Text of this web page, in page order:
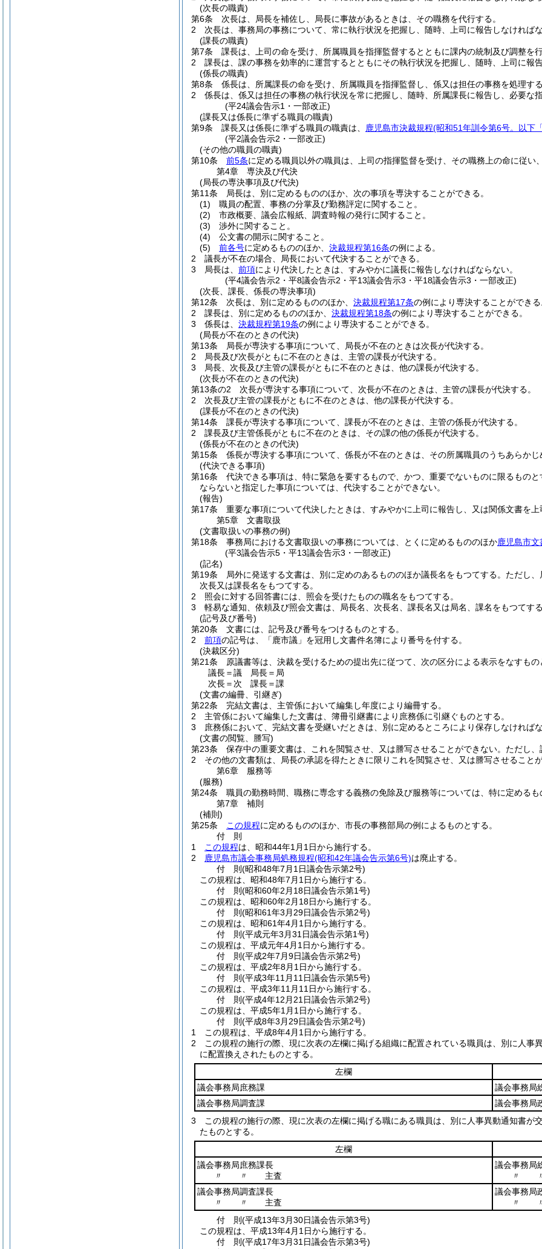
(次長の職責)
第6条
次長は、局長を補佐し、局長に事故があるときは、その職務を代行する。
2
次長は、事務局の事務について、常に執行状況を把握し、随時、上司に報告しなければ
(課長の職責)
第7条
課長は、上司の命を受け、所属職員を指揮監督するとともに課内の統制及び調整を
2
課長は、課の事務を効率的に運営するとともにその執行状況を把握し、随時、上司に報
(係長の職責)
第8条
係長は、所属課長の命を受け、所属職員を指揮監督し、係又は担任の事務を処理す
2
係長は、係又は担任の事務の執行状況を常に把握し、随時、所属課長に報告し、必要な
(平24議会告示1・一部改正)
(課長又は係長に準ずる職員の職責)
第9条
課長又は係長に準ずる職員の職責は、 鹿児島市決裁規程(昭和51年訓令第6号。以下
(平2議会告示2・一部改正)
(その他の職員の職責)
第10条
前5条に定める職員以外の職員は、上司の指揮監督を受け、その職務上の命に従い
第4章
専決及び代決
(局長の専決事項及び代決)
第11条
局長は、別に定めるもののほか、次の事項を専決することができる。
(1)
職員の配置、事務の分掌及び勤務評定に関すること。
(2)
市政概要、議会広報紙、調査時報の発行に関すること。
(3)
渉外に関すること。
(4)
公文書の開示に関すること。
(5)
前各号に定めるもののほか、 決裁規程第16条の例による。
2
議長が不在の場合、局長において代決することができる。
3
局長は、 前項により代決したときは、すみやかに議長に報告しなければならない。
(平4議会告示2・平8議会告示2・平13議会告示3・平18議会告示3・一部改正)
(次長、課長、係長の専決事項)
第12条
次長は、別に定めるもののほか、 決裁規程第17条の例により専決することができ
2
課長は、別に定めるもののほか、 決裁規程第18条の例により専決することができる。
3
係長は、 決裁規程第19条の例により専決することができる。
(局長が不在のときの代決)
第13条
局長が専決する事項について、局長が不在のときは次長が代決する。
2
局長及び次長がともに不在のときは、主管の課長が代決する。
3
局長、次長及び主管の課長がともに不在のときは、他の課長が代決する。
(次長が不在のときの代決)
第13条の2
次長が専決する事項について、次長が不在のときは、主管の課長が代決する。
2
次長及び主管の課長がともに不在のときは、他の課長が代決する。
(課長が不在のときの代決)
第14条
課長が専決する事項について、課長が不在のときは、主管の係長が代決する。
2
課長及び主管係長がともに不在のときは、その課の他の係長が代決する。
(係長が不在のときの代決)
第15条
係長が専決する事項について、係長が不在のときは、その所属職員のうちあらか
(代決できる事項)
第16条
代決できる事項は、特に緊急を要するもので、かつ、重要でないものに限るものと
ならないと指定した事項については、代決することができない。
(報告)
第17条
重要な事項について代決したときは、すみやかに上司に報告し、又は関係文書を
第5章
文書取扱
(文書取扱いの事務の例)
第18条
事務局における文書取扱いの事務については、とくに定めるもののほか鹿児島市
(平3議会告示5・平13議会告示3・一部改正)
(記名)
第19条
局外に発送する文書は、別に定めのあるもののほか議長名をもつてする。 ただし
次長又は課長名をもつてする。
2
照会に対する回答書には、照会を受けたものの職名をもつてする。
3
軽易な通知、依頼及び照会文書は、局長名、次長名、課長名又は局名、課名をもつてす
(記号及び番号)
第20条
文書には、記号及び番号をつけるものとする。
2
前項の記号は、「鹿市議」を冠用し文書件名簿により番号を付する。
(決裁区分)
第21条
原議書等は、決裁を受けるための提出先に従つて、次の区分による表示をなすもの
議長＝議 局長＝局
次長＝次 課長＝課
(文書の編冊、引継ぎ)
第22条
完結文書は、主管係において編集し年度により編冊する。
2
主管係において編集した文書は、簿冊引継書により庶務係に引継ぐものとする。
3
庶務係において、完結文書を受継いだときは、別に定めるところにより保存しなければ
(文書の閲覧、謄写)
第23条
保存中の重要文書は、これを閲覧させ、又は謄写させることができない。 ただし
2
その他の文書類は、局長の承認を得たときに限りこれを閲覧させ、又は謄写させること
第6章
服務等
(服務)
第24条
職員の勤務時間、職務に専念する義務の免除及び服務等については、特に定める
第7章
補則
(補則)
第25条
この規程に定めるもののほか、市長の事務部局の例によるものとする。
付 則
1
この規程は、昭和44年1月1日から施行する。
2
鹿児島市議会事務局処務規程(昭和42年議会告示第6号)は廃止する。
付 則(昭和48年7月1日議会告示第2号)
この規程は、昭和48年7月1日から施行する。
付 則(昭和60年2月18日議会告示第1号)
この規程は、昭和60年2月18日から施行する。
付 則(昭和61年3月29日議会告示第2号)
この規程は、昭和61年4月1日から施行する。
付 則(平成元年3月31日議会告示第1号)
この規程は、平成元年4月1日から施行する。
付 則(平成2年7月9日議会告示第2号)
この規程は、平成2年8月1日から施行する。
付 則(平成3年11月11日議会告示第5号)
この規程は、平成3年11月11日から施行する。
付 則(平成4年12月21日議会告示第2号)
この規程は、平成5年1月1日から施行する。
付 則(平成8年3月29日議会告示第2号)
1
この規程は、平成8年4月1日から施行する。
2
この規程の施行の際、現に次表の左欄に掲げる組織に配置されている職員は、別に人
に配置換えされたものとする。
左欄
議会事務局庶務課
議会事務局
議会事務局調査課
議会事務局
3
この規程の施行の際、現に次表の左欄に掲げる職にある職員は、別に人事異動通知書
たものとする。
左欄
議会事務局庶務課長
〃 〃 主査
議会事務局
〃 〃
議会事務局調査課長
〃 〃 主査
議会事務局
〃 〃
付 則(平成13年3月30日議会告示第3号)
この規程は、平成13年4月1日から施行する。
付 則(平成17年3月31日議会告示第3号)